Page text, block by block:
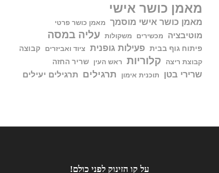
מאמן כושר אישי
מאמן כושר אישי מוסמך מאמן כושר פרטי
מוטיבציה מכשירים משקולות עליה במסה
פיתוח גוף בבית פעילות גופנית ציוד ואביזרים קבוצה
קבוצת ריצה קלוריות ראש העין שריר החזה
שרירי בטן תוכנית אימון תרגילים תרגילים יעילים
על קו הזינוק לפני כולם!